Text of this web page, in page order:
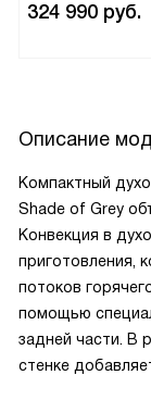
324 990 руб.
Описание
Компактный
Shade of Grey
Конвекция в
приготовления,
потоков
помощью
задней части. В
стенке